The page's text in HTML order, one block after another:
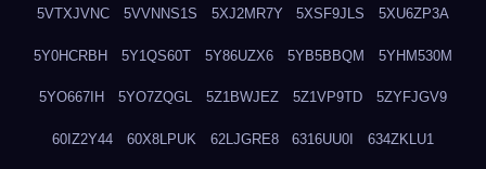
5VTXJVNC 5VVNNS1S 5XJ2MR7Y 5XSF9JLS 5XU6ZP3A
5Y0HCRBH 5Y1QS60T 5Y86UZX6 5YB5BBQM 5YHM530M
5YO667IH 5YO7ZQGL 5Z1BWJEZ 5Z1VP9TD 5ZYFJGV9
60IZ2Y44 60X8LPUK 62LJGRE8 6316UU0I 634ZKLU1